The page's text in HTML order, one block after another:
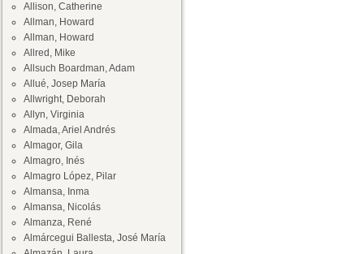
Allison, Catherine
Allman, Howard
Allman, Howard
Allred, Mike
Allsuch Boardman, Adam
Allué, Josep María
Allwright, Deborah
Allyn, Virginia
Almada, Ariel Andrés
Almagor, Gila
Almagro, Inés
Almagro López, Pilar
Almansa, Inma
Almansa, Nicolás
Almanza, René
Almárcegui Ballesta, José María